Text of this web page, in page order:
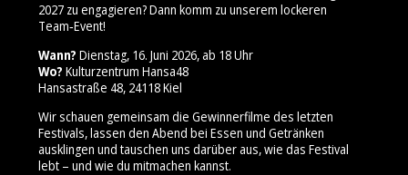
2027 zu engagieren? Dann komm zu unserem lockeren
Team‑Event!
Wann? Dienstag, 16. Juni 2026, ab 18 Uhr
Wo? Kulturzentrum Hansa48
Hansastraße 48, 24118 Kiel
Wir schauen gemeinsam die Gewinnerfilme des letzten
Festivals, lassen den Abend bei Essen und Getränken
ausklingen und tauschen uns darüber aus, wie das Festival
lebt – und wie du mitmachen kannst.